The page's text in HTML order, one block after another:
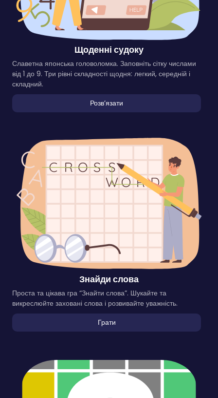
Щоденні судоку
Славетна японська головоломка. Заповніть сітку числами
від 1 до 9. Три рівні складності щодня: легкий, середній і
складний.
Розвʼязати
Знайди слова
Проста та цікава гра “Знайти слова”. Шукайте та
викреслюйте заховані слова і розвивайте уважність.
Грати